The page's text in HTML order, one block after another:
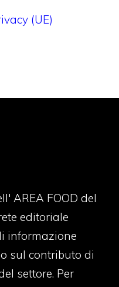
(UE)
AREA FOOD del
editoriale
informazione
sul contributo di
settore. Per